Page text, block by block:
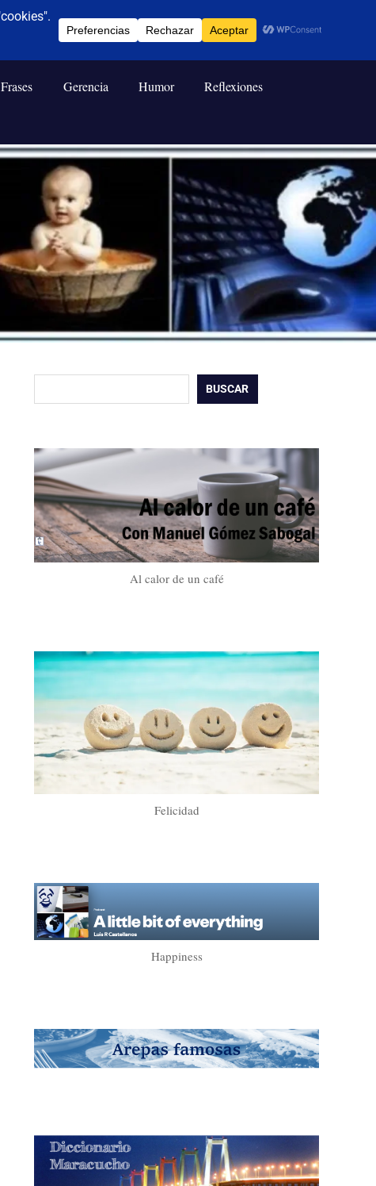
Frases Gerencia Humor Reflexiones
BUSCAR
Al calor de un café
Felicidad
Happiness